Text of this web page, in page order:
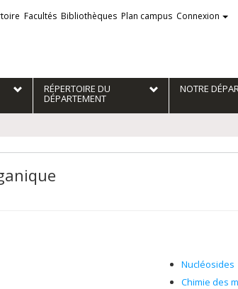
Facultés Bibliothèques Plan campus Connexion
RÉPERTOIRE DU
DÉPARTEMENT
NOTRE
Nucléosides
Chimie des